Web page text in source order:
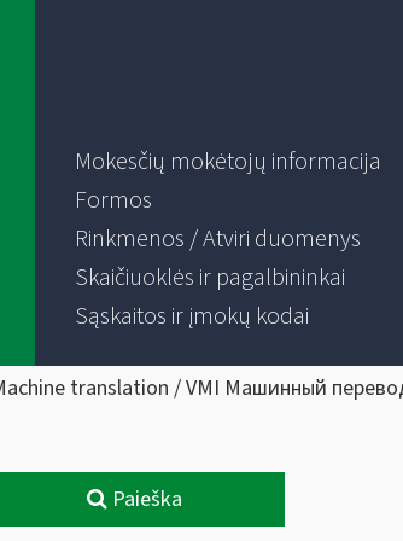
Mokesčių mokėtojų informacija
Formos
Rinkmenos / Atviri duomenys
Skaičiuoklės ir pagalbininkai
Sąskaitos ir įmokų kodai
translation / VMI Машинный
Paieška